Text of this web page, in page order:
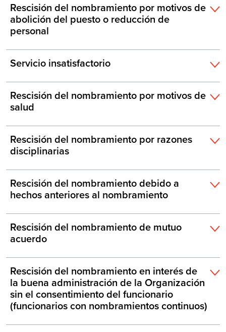
Rescisión del nombramiento por motivos de
abolición del puesto o reducción de
personal
Servicio insatisfactorio
Rescisión del nombramiento por motivos de
salud
Rescisión del nombramiento por razones
disciplinarias
Rescisión del nombramiento debido a
hechos anteriores al nombramiento
Rescisión del nombramiento de mutuo
acuerdo
Rescisión del nombramiento en interés de
la buena administración de la Organización
sin el consentimiento del funcionario
(funcionarios con nombramientos continuos)